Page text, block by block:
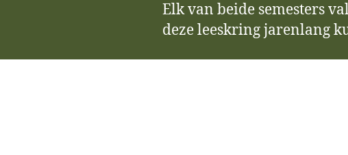
Elk van beide semesters
deze leeskring jarenlang